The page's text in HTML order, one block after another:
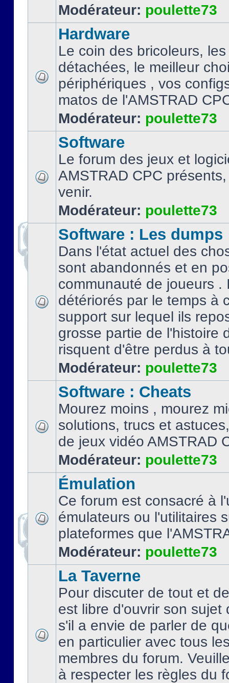
Modérateur: poulette73
Hardware
Le coin des bricoleurs,
détachées, le meilleur
périphériques , vos
matos de l'AMSTRAD
Modérateur: poulette73
Software
Le forum des jeux et
AMSTRAD CPC
venir.
Modérateur: poulette73
Software : Les dumps
Dans l'état actuel des
sont abandonnés et en
communauté de joueurs .
détériorés par le temps à
support sur lequel ils
grosse partie de l'histoire
risquent d'être perdus à
Modérateur: poulette73
Software : Cheats
Mourez moins , mourez
solutions, trucs et
de jeux vidéo AMSTRAD
Modérateur: poulette73
Émulation
Ce forum est consacré à
émulateurs ou l'utilitaires
plateformes que
Modérateur: poulette73
La Taverne
Pour discuter de tout et
est libre d'ouvrir son sujet
s'il a envie de parler de
en particulier avec tous
membres du forum.
à respecter les règles du